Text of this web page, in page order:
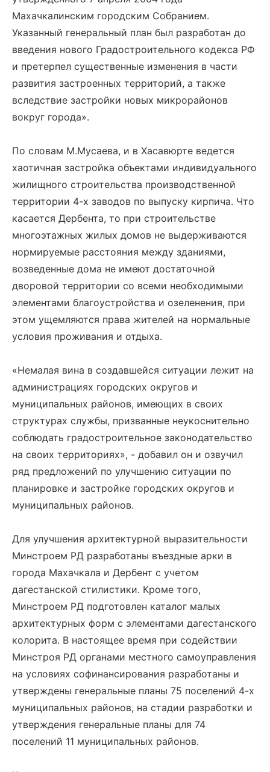
Махачкалинским городским Собранием.
Указанный генеральный план был разработан до
введения нового Градостроительного кодекса РФ
и претерпел существенные изменения в части
развития застроенных территорий, а также
вследствие застройки новых микрорайонов
вокруг города».
По словам М.Мусаева, и в Хасавюрте ведется
хаотичная застройка объектами индивидуального
жилищного строительства производственной
территории 4-х заводов по выпуску кирпича. Что
касается Дербента, то при строительстве
многоэтажных жилых домов не выдерживаются
нормируемые расстояния между зданиями,
возведенные дома не имеют достаточной
дворовой территории со всеми необходимыми
элементами благоустройства и озеленения, при
этом ущемляются права жителей на нормальные
условия проживания и отдыха.
«Немалая вина в создавшейся ситуации лежит на
администрациях городских округов и
муниципальных районов, имеющих в своих
структурах службы, призванные неукоснительно
соблюдать градостроительное законодательство
на своих территориях», - добавил он и озвучил
ряд предложений по улучшению ситуации по
планировке и застройке городских округов и
муниципальных районов.
Для улучшения архитектурной выразительности
Минстроем РД разработаны въездные арки в
города Махачкала и Дербент с учетом
дагестанской стилистики. Кроме того,
Минстроем РД подготовлен каталог малых
архитектурных форм с элементами дагестанского
колорита. В настоящее время при содействии
Минстроя РД органами местного самоуправления
на условиях софинансирования разработаны и
утверждены генеральные планы 75 поселений 4-х
муниципальных районов, на стадии разработки и
утверждения генеральные планы для 74
поселений 11 муниципальных районов.